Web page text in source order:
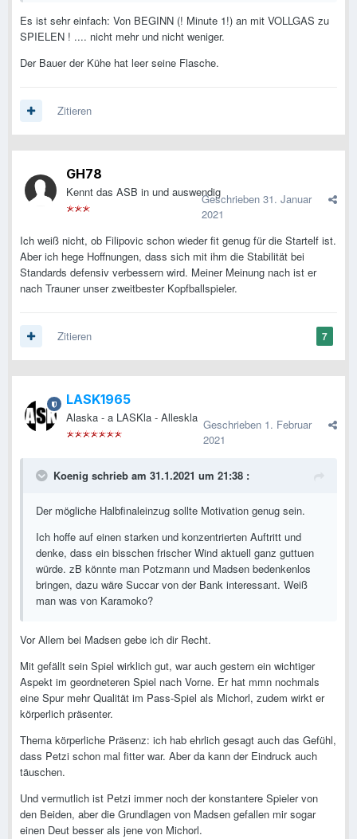
Es ist sehr einfach: Von BEGINN (! Minute 1!) an mit VOLLGAS zu
SPIELEN ! .... nicht mehr und nicht weniger.
Der Bauer der Kühe hat leer seine Flasche.
Zitieren
GH78
Kennt das ASB in und auswendigGeschrieben 31. Januar
2021
Ich weiß nicht, ob Filipovic schon wieder fit genug für die Startelf ist.
Aber ich hege Hoffnungen, dass sich mit ihm die Stabilität bei
Standards defensiv verbessern wird. Meiner Meinung nach ist er
nach Trauner unser zweitbester Kopfballspieler.
7
Zitieren
LASK1965
Alaska - a LASKla - Alleskla Geschrieben 1. Februar
2021
Koenig schrieb am 31.1.2021 um 21:38 :
Der mögliche Halbfinaleinzug sollte Motivation genug sein.
Ich hoffe auf einen starken und konzentrierten Auftritt und
denke, dass ein bisschen frischer Wind aktuell ganz guttuen
würde. zB könnte man Potzmann und Madsen bedenkenlos
bringen, dazu wäre Succar von der Bank interessant. Weiß
man was von Karamoko?
Vor Allem bei Madsen gebe ich dir Recht.
Mit gefällt sein Spiel wirklich gut, war auch gestern ein wichtiger
Aspekt im geordneteren Spiel nach Vorne. Er hat mmn nochmals
eine Spur mehr Qualität im Pass-Spiel als Michorl, zudem wirkt er
körperlich präsenter.
Thema körperliche Präsenz: ich hab ehrlich gesagt auch das Gefühl,
dass Petzi schon mal fitter war. Aber da kann der Eindruck auch
täuschen.
Und vermutlich ist Petzi immer noch der konstantere Spieler von
den Beiden, aber die Grundlagen von Madsen gefallen mir sogar
einen Deut besser als jene von Michorl.